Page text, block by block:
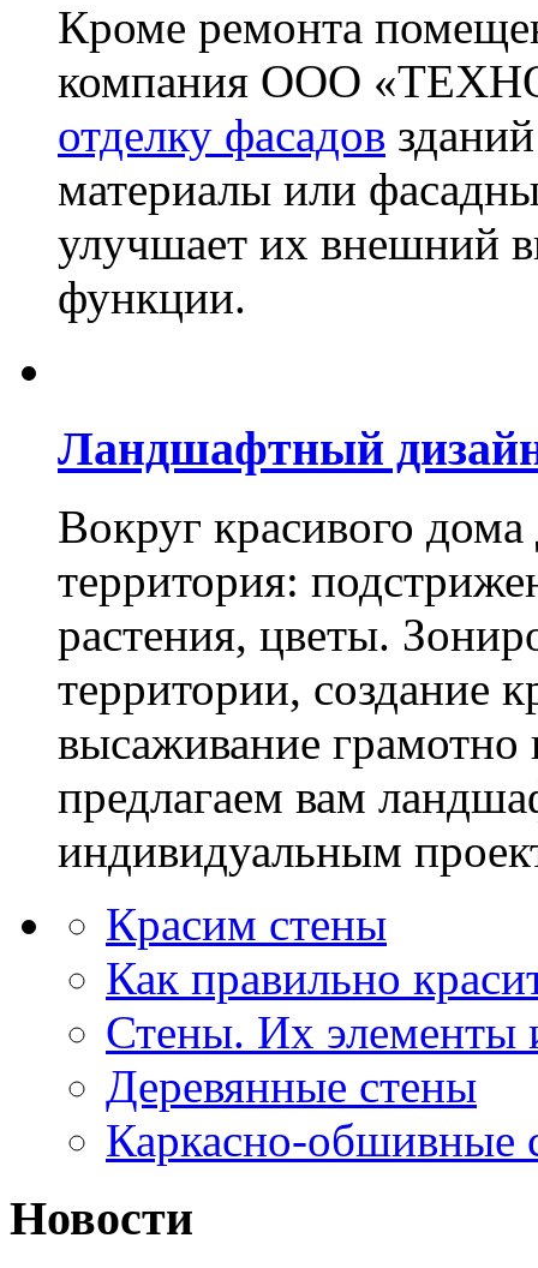
Кроме ремонта
компания ООО
отделку фасадов
материалы или
улучшает их внешний
функции.
Ландшафтный
Вокруг красивого
территория:
растения, цветы.
территории, создание
высаживание
предлагаем вам
индивидуальным
Красим стены
Как правильно
Стены. Их элементы
Деревянные стены
Каркасно-обшивные
Новости